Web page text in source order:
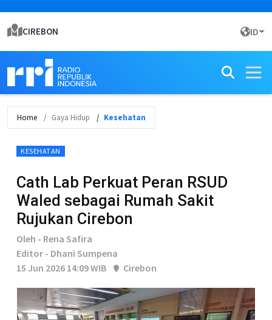
CIREBON ID
Home Gaya Hidup Kesehatan
KESEHATAN
Cath Lab Perkuat Peran RSUD
Waled sebagai Rumah Sakit
Rujukan Cirebon
Oleh - Rena Safira
Editor - Dhani Sumpena
15 Jun 2026 14:09 WIB
Cirebon